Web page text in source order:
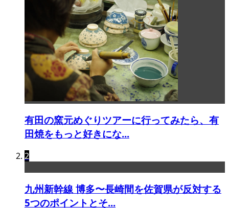
有田の窯元めぐりツアーに行ってみたら、有
田焼をもっと好きにな...
2
九州新幹線 博多〜長崎間を佐賀県が反対する
5つのポイントとそ...